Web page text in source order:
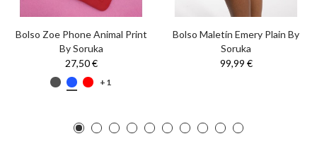
Bolso Zoe Phone Animal Print
By Soruka
27,50 €
+1
Bolso Maletín Emery Plain By
Soruka
99,99 €